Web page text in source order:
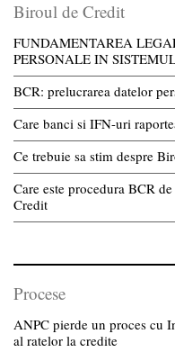
Biroul de Credit
FUNDAMENTAREA
PERSONALE IN
BCR: prelucrarea datelor
Care banci si IFN-uri
Ce trebuie sa stim despre
Care este procedura BCR
Credit
Procese
ANPC pierde un proces cu
al ratelor la credite